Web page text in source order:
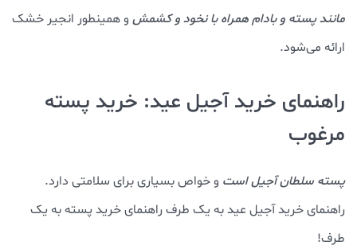
مانند پسته و بادام همراه با نخود و کشمش و همینطور انجیر خشک
ارائه می‌شود.
راهنمای خرید آجیل عید: خرید پسته
مرغوب
پسته سلطان آجیل است و خواص بسیاری برای سلامتی دارد.
راهنمای خرید آجیل عید به یک طرف راهنمای خرید پسته به یک
طرف!